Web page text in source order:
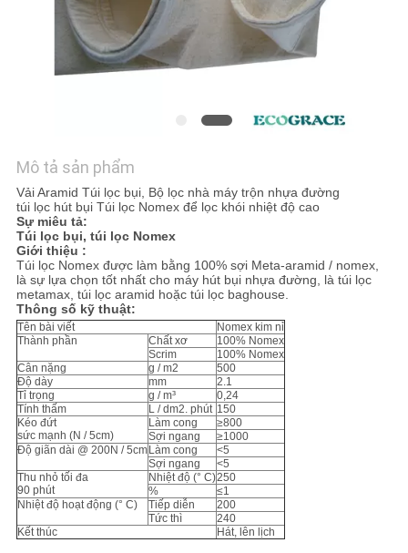
GIÁ
SƠ
ĐỒ
TRANG
WEB
PRIVACY
POLICY
Mô tả sản phẩm
Vải Aramid Túi lọc bụi, Bộ lọc nhà máy trộn nhựa đường
túi lọc hút bụi Túi lọc Nomex để lọc khói nhiệt độ cao
Sự miêu tả:
Túi lọc bụi, túi lọc Nomex
Giới thiệu :
Túi lọc Nomex được làm bằng 100% sợi Meta-aramid / nomex,
là sự lựa chọn tốt nhất cho máy hút bụi nhựa đường, là túi lọc
metamax, túi lọc aramid hoặc túi lọc baghouse.
Thông số kỹ thuật:
Tên bài viết
Nomex kim nỉ
Thành phần
Chất xơ
100% Nomex
Scrim
100% Nomex
Cân nặng
g / m2
500
Độ dày
mm
2.1
Tỉ trọng
g / m³
0,24
Tính thấm
L / dm2. phút 150
Kéo đứt
sức mạnh (N / 5cm)
Làm cong
≥800
Sợi ngang
≥1000
Độ giãn dài @ 200N / 5cm Làm cong
<5
Sợi ngang
<5
Thu nhỏ tối đa
90 phút
Nhiệt độ (° C)250
%
≤1
Nhiệt độ hoạt động (° C)
Tiếp diễn
200
Tức thì
240
Kết thúc
Hát, lên lịch